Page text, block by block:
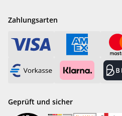
Zahlungsarten
Geprüft und sicher